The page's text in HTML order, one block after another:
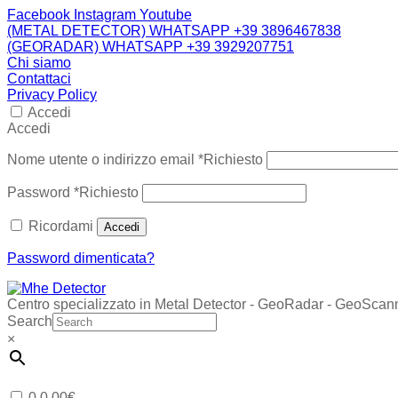
Facebook Instagram Youtube
(METAL DETECTOR) WHATSAPP +39 3896467838
(GEORADAR) WHATSAPP +39 3929207751
Chi siamo
Contattaci
Privacy Policy
Accedi
Accedi
Nome utente o indirizzo email *Richiesto
Password *Richiesto
Ricordami Accedi
Password dimenticata?
Centro specializzato in Metal Detector - GeoRadar -
Search
×